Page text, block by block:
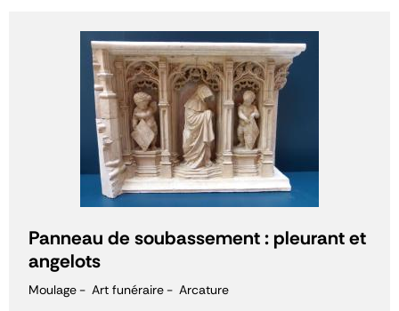
Panneau de soubassement : pleurant et
angelots
Moulage Art funéraire Arcature